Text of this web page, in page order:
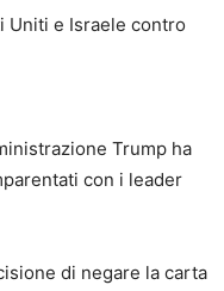
Uniti e Israele contro
Trump ha
con i leader
di negare la carta